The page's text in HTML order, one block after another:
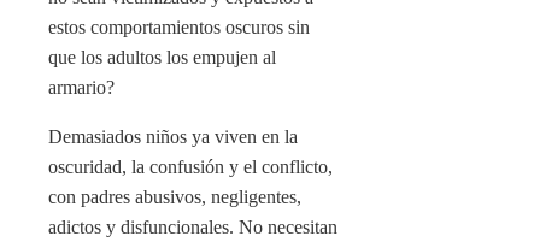
estos comportamientos oscuros sin
que los adultos los empujen al
armario?
Demasiados niños ya viven en la
oscuridad, la confusión y el conflicto,
con padres abusivos, negligentes,
adictos y disfuncionales. No necesitan